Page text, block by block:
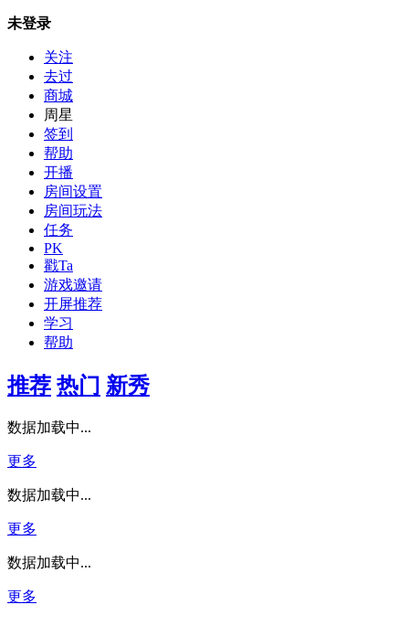
未登录
关注
去过
商城
周星
签到
帮助
开播
房间设置
房间玩法
任务
PK
戳Ta
游戏邀请
开屏推荐
学习
帮助
推荐 热门 新秀
数据加载中...
更多
数据加载中...
更多
数据加载中...
更多